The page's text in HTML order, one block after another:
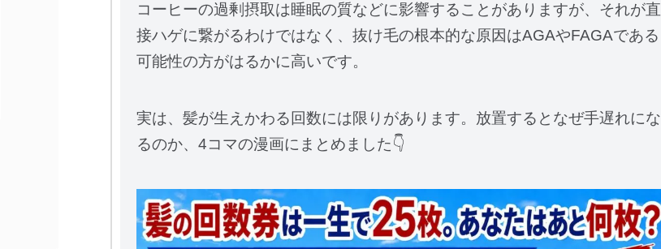
コーヒーの過剰摂取は睡眠の質などに影響することがありますが、それが直
接ハゲに繋がるわけではなく、抜け毛の根本的な原因はAGAやFAGAである
可能性の方がはるかに高いです。
実は、髪が生えかわる回数には限りがあります。放置するとなぜ手遅れにな
るのか、4コマの漫画にまとめました👇